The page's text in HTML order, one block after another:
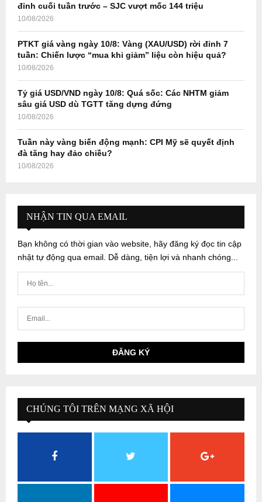
đỉnh cuối tuần trước – SJC vượt mốc 144 triệu
10/08/2026
PTKT giá vàng ngày 10/8: Vàng (XAU/USD) rời đỉnh 7
tuần: Chiến lược “mua khi giảm” liệu còn hiệu quả?
10/08/2026
Tỷ giá USD/VND ngày 10/8: Quá sốc: Các NHTM giảm
sâu giá USD dù TGTT tăng dựng đứng
10/08/2026
Tuần này vàng biến động mạnh: CPI Mỹ sẽ quyết định
đà tăng hay đảo chiều?
10/08/2026
NHẬN TIN QUA EMAIL
Bạn không có thời gian vào website, hãy đăng ký đọc tin cập
nhật tự động qua email. Dễ dàng, tiện lợi và nhanh chóng...
CHÚNG TÔI TRÊN MẠNG XÃ HỘI